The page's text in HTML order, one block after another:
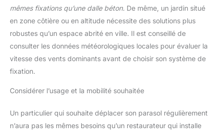
mêmes fixations qu’une dalle béton. De même, un jardin situé
en zone côtière ou en altitude nécessite des solutions plus
robustes qu’un espace abrité en ville. Il est conseillé de
consulter les données météorologiques locales pour évaluer la
vitesse des vents dominants avant de choisir son système de
fixation.
Considérer l’usage et la mobilité souhaitée
Un particulier qui souhaite déplacer son parasol régulièrement
n’aura pas les mêmes besoins qu’un restaurateur qui installe